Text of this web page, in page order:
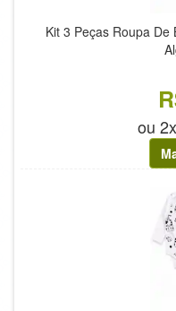
Kit 3 Peças Roupa De
ou